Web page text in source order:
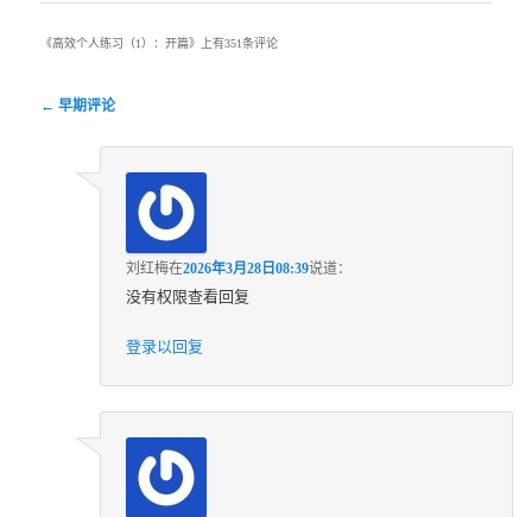
《高效个人练习（1）：开篇》上有351条评论
评论导航
← 早期评论
刘红梅在2026年3月28日08:39说道：
没有权限查看回复
登录以回复